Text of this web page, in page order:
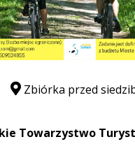
Zbiórka przed
Towarzystwo